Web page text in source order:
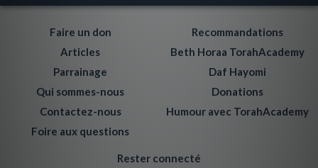
Faire un don
Articles
Parrainage
Qui sommes-nous
Contactez-nous
Foire aux questions
Recommandations
Beth Horaa TorahAcademy
Daf Hayomi
Donations
Humour avec TorahAcademy
Rester connecté